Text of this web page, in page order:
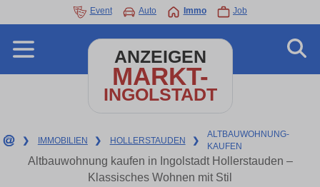
Event Auto Immo Job
ANZEIGEN
MARKT-
INGOLSTADT
❯ IMMOBILIEN ❯ HOLLERSTAUDEN ❯
ALTBAUWOHNUNG-
KAUFEN
Altbauwohnung kaufen in Ingolstadt Hollerstauden –
Klassisches Wohnen mit Stil